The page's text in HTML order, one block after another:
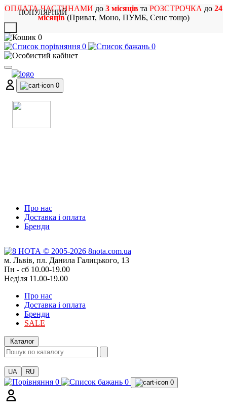
ОПЛАТА ЧАСТИНАМИ до 3 місяців та РОЗСТРОЧКА до 24
місяців(Приват, Моно, ПУМБ, Сенс тощо)
0
0
0
0
Про нас
Доставка і оплата
Бренди
м. Львів, пл. Данила Галицького, 13
Пн - сб 10.00-19.00
Неділя 11.00-19.00
Про нас
Доставка і оплата
Бренди
SALE
Каталог
UA RU
0 0 0
ПОПУЛЯРНИЙ